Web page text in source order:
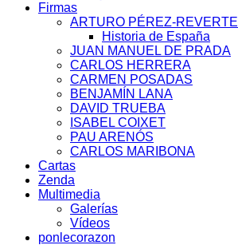
Firmas
ARTURO PÉREZ-REVERTE
Historia de España
JUAN MANUEL DE PRADA
CARLOS HERRERA
CARMEN POSADAS
BENJAMÍN LANA
DAVID TRUEBA
ISABEL COIXET
PAU ARENÓS
CARLOS MARIBONA
Cartas
Zenda
Multimedia
Galerías
Vídeos
ponlecorazon